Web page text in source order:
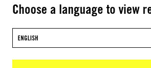
Choose a language to view
ENGLISH